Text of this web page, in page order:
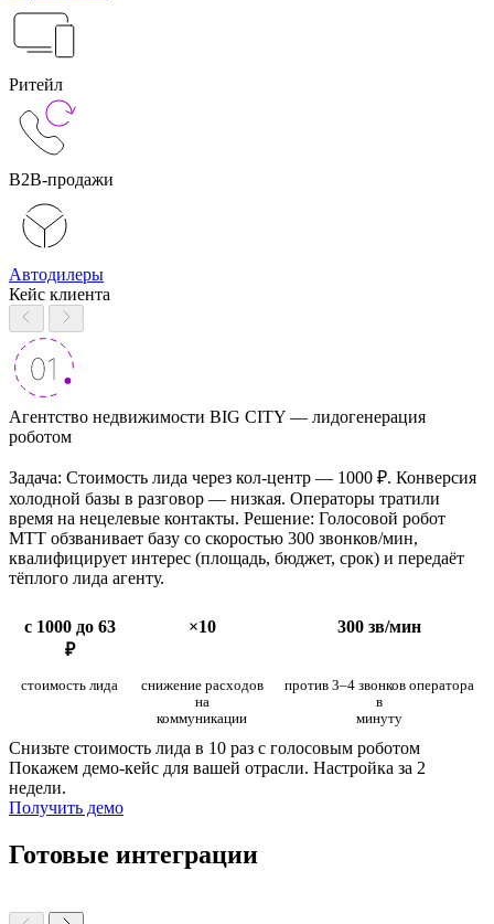
Ритейл
B2B-продажи
Автодилеры
Кейс клиента
Агентство недвижимости BIG CITY — лидогенерация
роботом
Задача: Стоимость лида через кол-центр — 1000 ₽. Конверсия
холодной базы в разговор — низкая. Операторы тратили
время на нецелевые контакты. Решение: Голосовой робот
МТТ обзванивает базу со скоростью 300 звонков/мин,
квалифицирует интерес (площадь, бюджет, срок) и передаёт
тёплого лида агенту.
с 1000 до 63
₽
×10 300 зв/мин
стоимость лида
снижение расходов
на
коммуникации
против 3–4 звонков оператора
в
минуту
Снизьте стоимость лида в 10 раз с голосовым роботом
Покажем демо-кейс для вашей отрасли. Настройка за 2
недели.
Получить демо
Готовые интеграции